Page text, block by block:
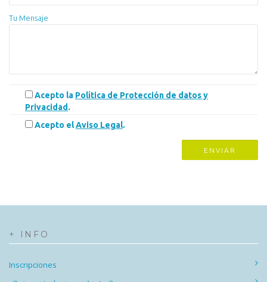
Tu Mensaje
Acepto la Política de Protección de datos y
Privacidad .
Acepto elAviso Legal.
+ INFO
Inscripciones